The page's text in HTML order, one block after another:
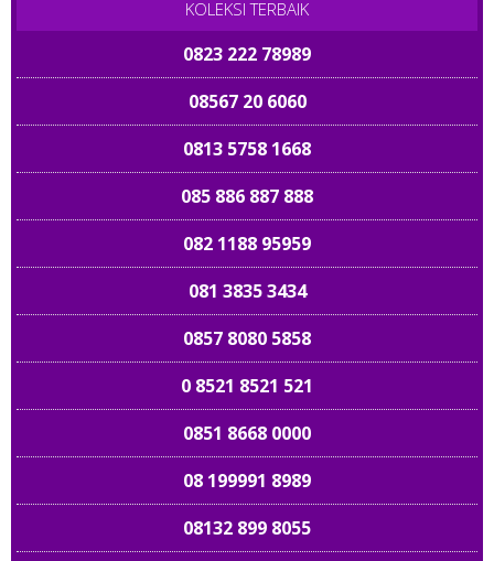
KOLEKSI TERBAIK
0823 222 78989
08567 20 6060
0813 5758 1668
085 886 887 888
082 1188 95959
081 3835 3434
0857 8080 5858
0 8521 8521 521
0851 8668 0000
08 199991 8989
08132 899 8055